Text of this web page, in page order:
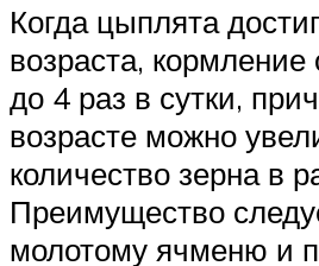
Когда цыплята
возраста,
до 4 раз в сутки,
возрасте можно
количество зерна в
Преимущество
молотому ячменю и